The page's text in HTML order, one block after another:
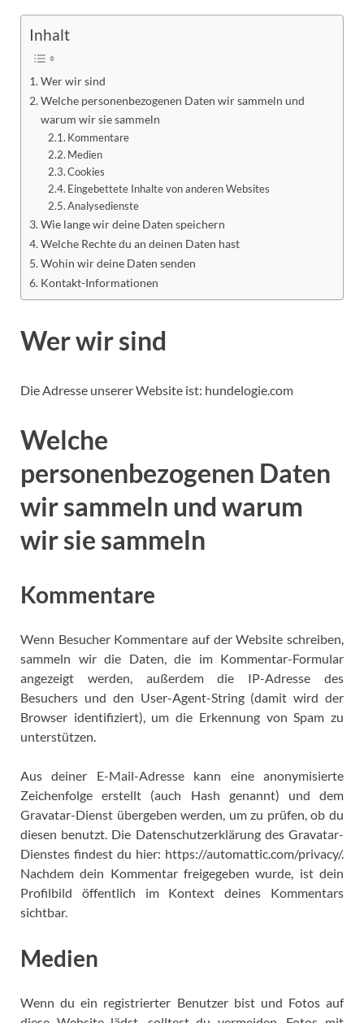
Inhalt
Wer wir sind
Welche personenbezogenen Daten wir sammeln und
warum wir sie sammeln
Kommentare
Medien
Cookies
Eingebettete Inhalte von anderen Websites
Analysedienste
Wie lange wir deine Daten speichern
Welche Rechte du an deinen Daten hast
Wohin wir deine Daten senden
Kontakt-Informationen
Wer wir sind
Die Adresse unserer Website ist: hundelogie.com
Welche
personenbezogenen Daten
wir sammeln und warum
wir sie sammeln
Kommentare
Wenn Besucher Kommentare auf der Website schreiben,
sammeln wir die Daten, die im Kommentar-Formular
angezeigt werden, außerdem die IP-Adresse des
Besuchers und den User-Agent-String (damit wird der
Browser identifiziert), um die Erkennung von Spam zu
unterstützen.
Aus deiner E-Mail-Adresse kann eine anonymisierte
Zeichenfolge erstellt (auch Hash genannt) und dem
Gravatar-Dienst übergeben werden, um zu prüfen, ob du
diesen benutzt. Die Datenschutzerklärung des Gravatar-
Dienstes findest du hier: https://automattic.com/privacy/.
Nachdem dein Kommentar freigegeben wurde, ist dein
Profilbild öffentlich im Kontext deines Kommentars
sichtbar.
Medien
Wenn du ein registrierter Benutzer bist und Fotos auf